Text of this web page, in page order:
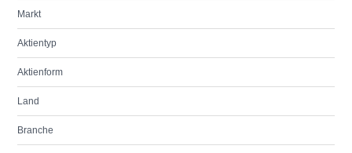
Markt
Aktientyp
Aktienform
Land
Branche